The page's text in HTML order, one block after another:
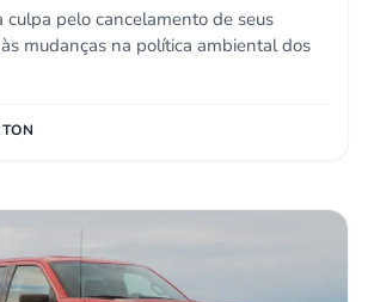
culpa pelo cancelamento de seus
mudanças na política ambiental dos